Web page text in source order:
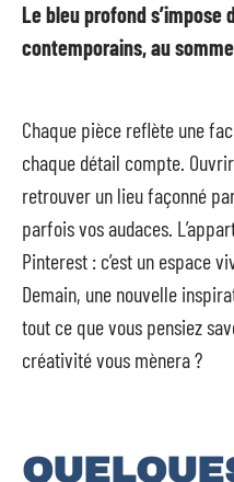
Le bleu profond s’impose
contemporains, au
Chaque pièce reflète une
chaque détail compte.
retrouver un lieu façonné
parfois vos audaces.
Pinterest : c’est un espace
Demain, une nouvelle
tout ce que vous pensiez
créativité vous mènera ?